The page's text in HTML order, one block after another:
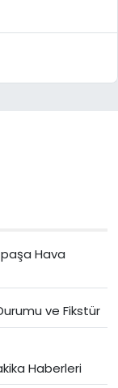
Hava
ve Fikstür
Haberleri